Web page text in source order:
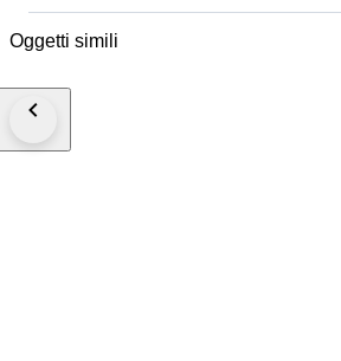
Abloh Nike Air Force 1 Low hanno debuttato
morte di Abloh, la colorway in bianco è stata
l'interpretazione chic ma discreta di Abloh della
luglio del 2022 per una selezione di clienti
Oggetti simili